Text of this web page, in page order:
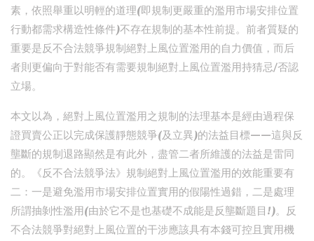
素，依照舉重以明輕的道理(即規制更嚴重的濫用市場安排位置
行動都需求構造性條件)不存在規制的基本性前提。前者質疑的
重要是反不合法競爭規制絕對上風位置濫用的自力價值，而后
者則更偏向于對能否有需要規制絕對上風位置濫用持猜忌/否認
立場。
本文以為，絕對上風位置濫用之規制的法理基本是經由過程保
證買賣公正以完成保護靜態競爭(及立異)的法益目標——這與反
壟斷的規制退路顯然是有此外，盡管二者所維護的法益是雷同
的。《反不合法競爭法》規制絕對上風位置濫用的效能重要有
二：一是避免濫用市場安排位置實用的假陽性過錯，二是處理
所謂抽剝性濫用(由於它不是也基礎不成能是反壟斷題目!)。反
不合法競爭對絕對上風位置的干涉應該具有本錢可控且實用機